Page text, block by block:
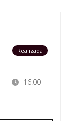
Realizada
16:00